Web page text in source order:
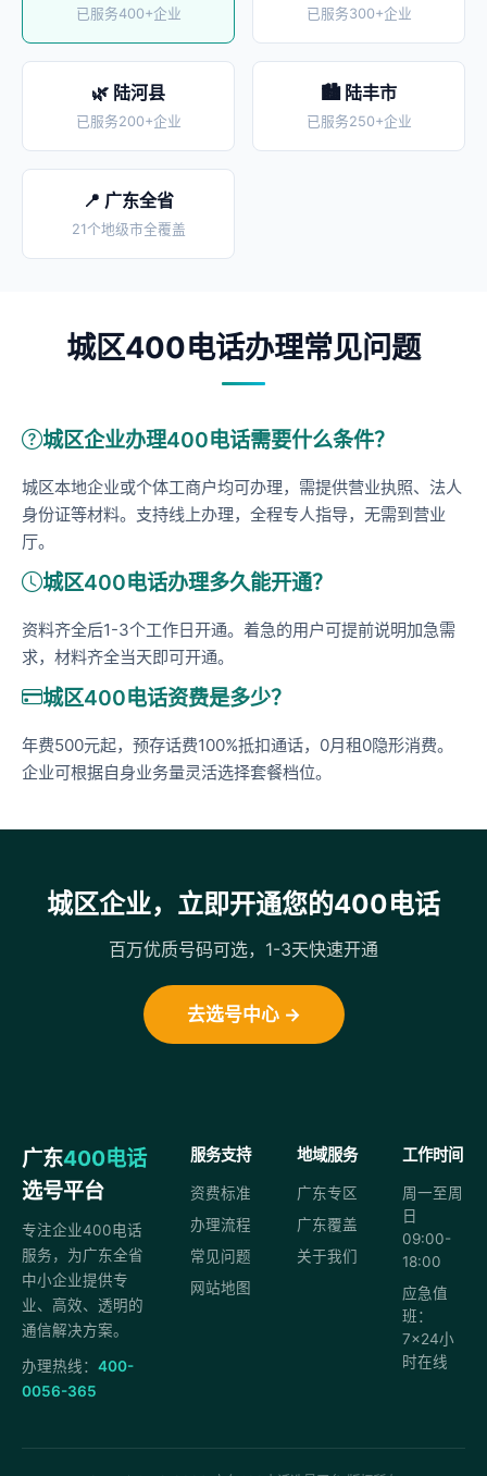
已服务400+企业 已服务300+企业
🌿 陆河县
已服务200+企业
🏙️ 陆丰市
已服务250+企业
📍 广东全省
21个地级市全覆盖
城区400电话办理常见问题
城区企业办理400电话需要什么条件？
城区本地企业或个体工商户均可办理，需提供营业执照、法人
身份证等材料。支持线上办理，全程专人指导，无需到营业
厅。
城区400电话办理多久能开通？
资料齐全后1-3个工作日开通。着急的用户可提前说明加急需
求，材料齐全当天即可开通。
城区400电话资费是多少？
年费500元起，预存话费100%抵扣通话，0月租0隐形消费。
企业可根据自身业务量灵活选择套餐档位。
城区企业，立即开通您的400电话
百万优质号码可选，1-3天快速开通
去选号中心 →
广东400电话
选号平台
专注企业400电话
服务，为广东全省
中小企业提供专
业、高效、透明的
通信解决方案。
办理热线： 400-
0056-365
服务支持
资费标准
办理流程
常见问题
网站地图
地域服务
广东专区
广东覆盖
关于我们
工作时间
周一至周
日
09:00-
18:00
应急值
班：
7×24小
时在线